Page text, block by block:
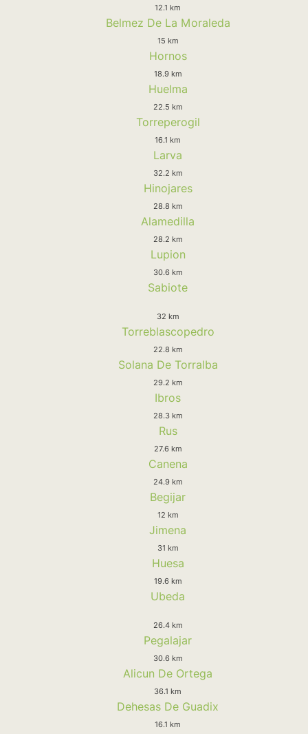
12.1 km
Belmez De La Moraleda
15 km
Hornos
18.9 km
Huelma
22.5 km
Torreperogil
16.1 km
Larva
32.2 km
Hinojares
28.8 km
Alamedilla
28.2 km
Lupion
30.6 km
Sabiote
32 km
Torreblascopedro
22.8 km
Solana De Torralba
29.2 km
Ibros
28.3 km
Rus
27.6 km
Canena
24.9 km
Begijar
12 km
Jimena
31 km
Huesa
19.6 km
Ubeda
26.4 km
Pegalajar
30.6 km
Alicun De Ortega
36.1 km
Dehesas De Guadix
16.1 km